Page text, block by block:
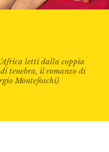
letti dalla coppia
tenebra, il romanzo di
Montefoschi)